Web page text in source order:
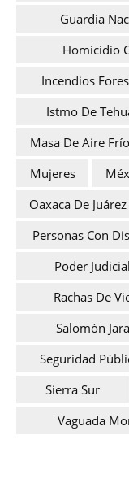
Guardia
Homicidio
Incendios
Istmo De
Masa De Aire Frío
Mujeres
Oaxaca De Juárez
Personas Con
Poder Judicial
Rachas De
Salomón
Seguridad
Sierra Sur
Vaguada